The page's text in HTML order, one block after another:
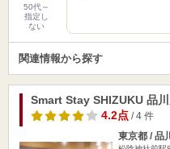
50代～
指定し
ない
関連情報から探す
Smart Stay SHIZUKU 品
4.2点/ 4 件
東京都 / 品